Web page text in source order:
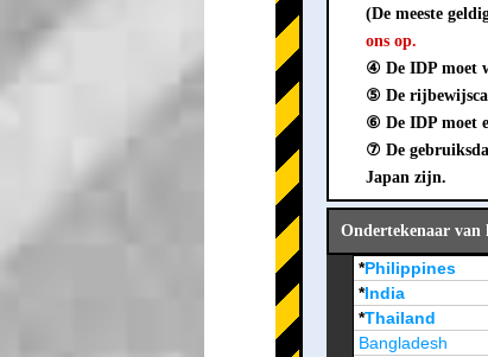
(De meeste
ons op.
④ De IDP moet
⑤ De
⑥ De IDP moet
⑦ De
Japan zijn.
Ondertekenaar van
*Philippines
*India
*Thailand
Bangladesh